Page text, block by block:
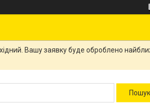
Вашу заявку буде оброблено